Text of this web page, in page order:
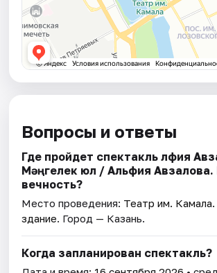
Вопросы и ответы
Где пройдет спектакль Әлфия
Мәңгелек юл / Альфия Авзалова.
вечность?
Место проведения: Театр им.
здание. Город — Казань.
Когда запланирован спектакль?